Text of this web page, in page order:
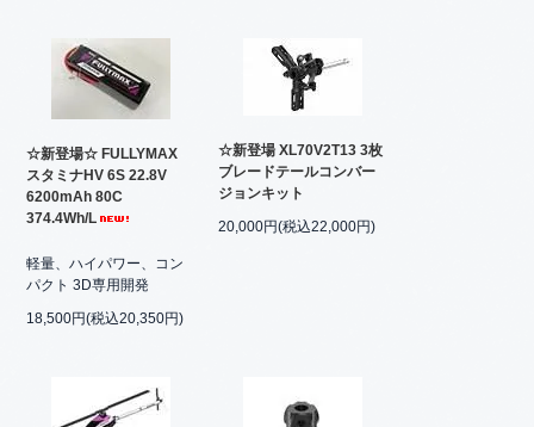
☆新登場☆ FULLYMAX
スタミナHV 6S 22.8V
6200mAh 80C
374.4Wh/L
軽量、ハイパワー、コン
パクト 3D専用開発
18,500円(税込20,350円)
☆新登場 XL70V2T13 3枚
ブレードテールコンバー
ジョンキット
20,000円(税込22,000円)